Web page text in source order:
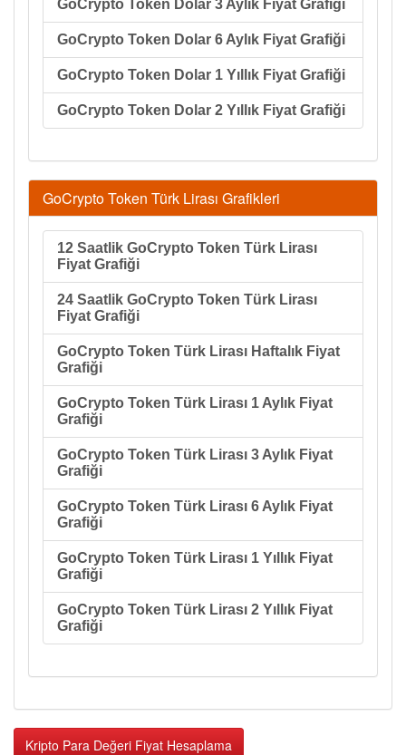
GoCrypto Token Dolar 3 Aylık Fiyat Grafiği
GoCrypto Token Dolar 6 Aylık Fiyat Grafiği
GoCrypto Token Dolar 1 Yıllık Fiyat Grafiği
GoCrypto Token Dolar 2 Yıllık Fiyat Grafiği
GoCrypto Token Türk Lirası Grafikleri
12 Saatlik GoCrypto Token Türk Lirası
Fiyat Grafiği
24 Saatlik GoCrypto Token Türk Lirası
Fiyat Grafiği
GoCrypto Token Türk Lirası Haftalık Fiyat
Grafiği
GoCrypto Token Türk Lirası 1 Aylık Fiyat
Grafiği
GoCrypto Token Türk Lirası 3 Aylık Fiyat
Grafiği
GoCrypto Token Türk Lirası 6 Aylık Fiyat
Grafiği
GoCrypto Token Türk Lirası 1 Yıllık Fiyat
Grafiği
GoCrypto Token Türk Lirası 2 Yıllık Fiyat
Grafiği
Kripto Para Değeri Fiyat Hesaplama